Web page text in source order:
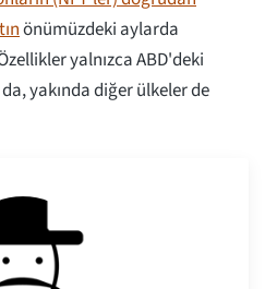
önümüzdeki aylarda
yalnızca ABD'deki
yakında diğer ülkeler de